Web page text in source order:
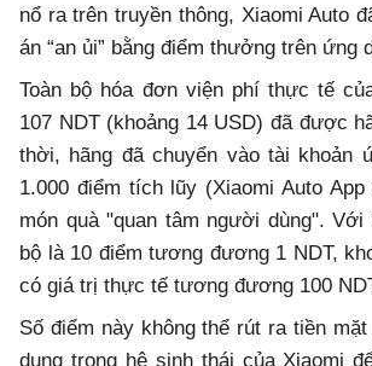
nổ ra trên truyền thông, Xiaomi Auto
án “an ủi” bằng điểm thưởng trên ứng
Toàn bộ hóa đơn viện phí thực tế
107 NDT (khoảng 14 USD) đã được
thời, hãng đã chuyển vào tài khoản
1.000 điểm tích lũy (Xiaomi Auto
món quà "quan tâm người dùng".
bộ là 10 điểm tương đương 1 NDT,
có giá trị thực tế tương đương 100
Số điểm này không thể rút ra tiền
dụng trong hệ sinh thái của Xiaomi